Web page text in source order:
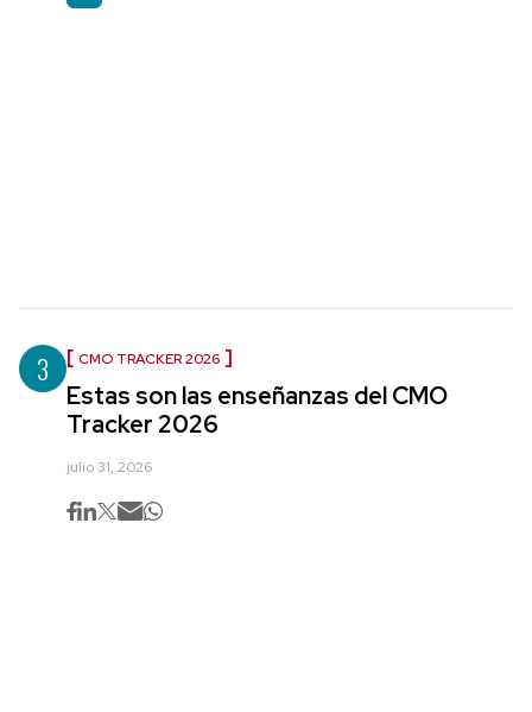
3 CMO TRACKER 2026
Estas son las enseñanzas del CMO
Tracker 2026
julio 31, 2026